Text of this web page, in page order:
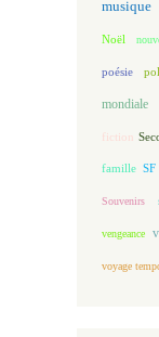
musique
Noël
poésie
mondiale
fiction
famille SF
Souvenirs
vengeance
voyage